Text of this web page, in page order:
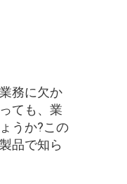
務に欠か
ても、業
うか?この
品で知ら